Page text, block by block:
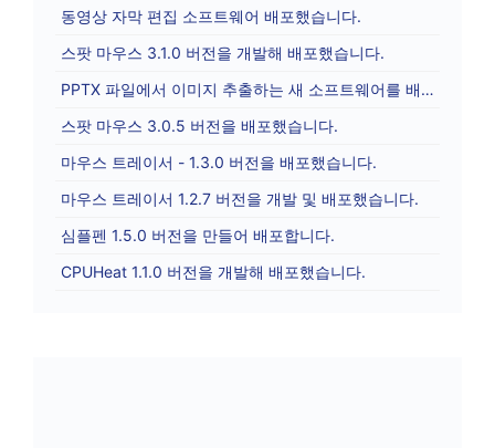
동영상 자막 편집 소프트웨어 배포했습니다.
스팟 마우스 3.1.0 버전을 개발해 배포했습니다.
PPTX 파일에서 이미지 추출하는 새 소프트웨어를 배포합니다.
스팟 마우스 3.0.5 버전을 배포했습니다.
마우스 트레이서 - 1.3.0 버전을 배포했습니다.
마우스 트레이서 1.2.7 버전을 개발 및 배포했습니다.
심플펜 1.5.0 버전을 만들어 배포합니다.
CPUHeat 1.1.0 버전을 개발해 배포했습니다.